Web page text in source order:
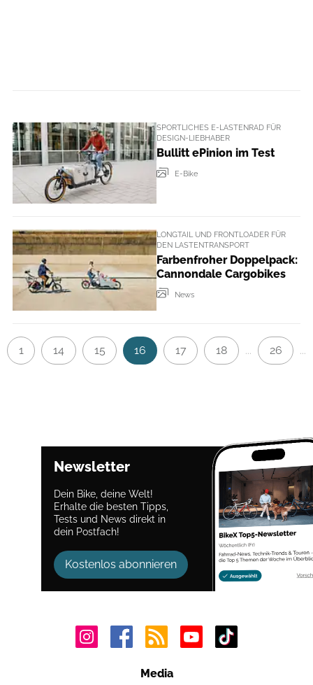
SPORTLICHES E-LASTENRAD FÜR
DESIGN-LIEBHABER
Bullitt ePinion im Test
E-Bike
LONGTAIL UND FRONTLOADER FÜR
DEN LASTENTRANSPORT
Farbenfroher Doppelpack:
Cannondale Cargobikes
News
1 14 15 16 17 18 26
Newsletter
Dein Bike, deine Welt!
Erhalte die besten Tipps,
Tests und News direkt in
dein Postfach!
Kostenlos abonnieren
Media